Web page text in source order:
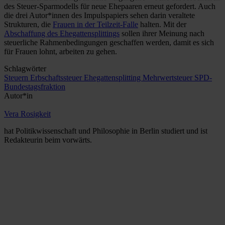
des Steuer-Sparmodells für neue Ehepaaren erneut gefordert. Auch
die drei Autor*innen des Impulspapiers sehen darin veraltete
Strukturen, die Frauen in der Teilzeit-Falle halten. Mit der
Abschaffung des Ehegattensplittings sollen ihrer Meinung nach
steuerliche Rahmenbedingungen geschaffen werden, damit es sich
für Frauen lohnt, arbeiten zu gehen.
Schlagwörter
Steuern Erbschaftssteuer Ehegattensplitting Mehrwertsteuer SPD-
Bundestagsfraktion
Autor*in
Vera Rosigkeit
hat Politikwissenschaft und Philosophie in Berlin studiert und ist
Redakteurin beim vorwärts.